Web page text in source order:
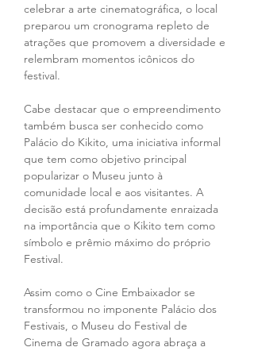
celebrar a arte cinematográfica, o local
preparou um cronograma repleto de
atrações que promovem a diversidade e
relembram momentos icônicos do
festival.
Cabe destacar que o empreendimento
também busca ser conhecido como
Palácio do Kikito, uma iniciativa informal
que tem como objetivo principal
popularizar o Museu junto à
comunidade local e aos visitantes. A
decisão está profundamente enraizada
na importância que o Kikito tem como
símbolo e prêmio máximo do próprio
Festival.
Assim como o Cine Embaixador se
transformou no imponente Palácio dos
Festivais, o Museu do Festival de
Cinema de Gramado agora abraça a